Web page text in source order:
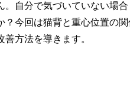
。自分で気づいていない場合
？今回は猫背と重心位置の関
方法を導きます。